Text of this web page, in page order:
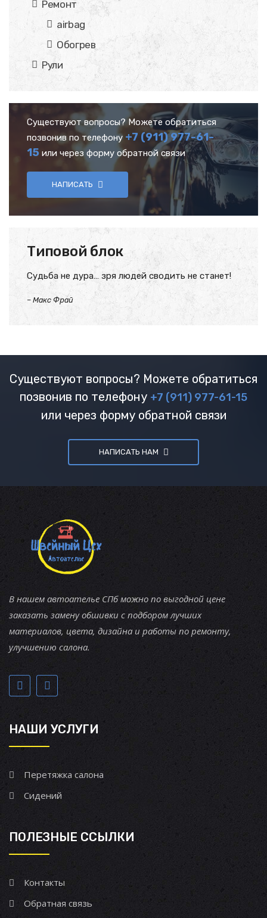
Ремонт
airbag
Обогрев
Рули
Существуют вопросы? Можете обратиться
позвонив по телефону +7 (911) 977-61-
15 или через форму обратной связи
НАПИСАТЬ
Типовой блок
Судьба не дура… зря людей сводить не станет!
– Макс Фрай
Существуют вопросы? Можете обратиться
позвонив по телефону +7 (911) 977-61-15
или через форму обратной связи
НАПИСАТЬ НАМ
В нашем автоателье СПб можно по выгодной цене
заказать замену обшивки с подбором лучших
материалов, цвета, дизайна и работы по ремонту,
улучшению салона.
НАШИ УСЛУГИ
Перетяжка салона
Сидений
ПОЛЕЗНЫЕ ССЫЛКИ
Контакты
Обратная связь